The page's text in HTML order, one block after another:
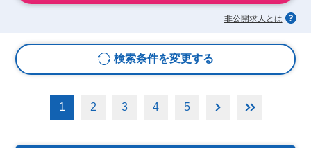
非公開求人とは
検索条件を変更する
1 2 3 4 5